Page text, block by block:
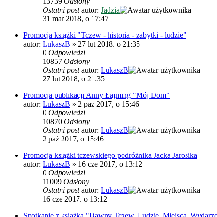
Ostatni postautor: Jadzia
31 mar 2018, o 17:47
Promocja książki "Tczew - historia - zabytki - ludzie"
autor: LukaszB » 27 lut 2018, o 21:35
0 Odpowiedzi
10857 Odsłony
Ostatni postautor: LukaszB
27 lut 2018, o 21:35
Promocja publikacji Anny Łajming "Mój Dom"
autor: LukaszB » 2 paź 2017, o 15:46
0 Odpowiedzi
10870 Odsłony
Ostatni postautor: LukaszB
2 paź 2017, o 15:46
Promocja książki tczewskiego podróżnika Jacka Jarosika
autor: LukaszB » 16 cze 2017, o 13:12
0 Odpowiedzi
11009 Odsłony
Ostatni postautor: LukaszB
16 cze 2017, o 13:12